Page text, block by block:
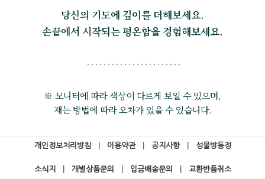
당신의 기도에 깊이를 더해보세요.
손끝에서 시작되는 평온함을 경험해보세요.
※ 모니터에 따라 색상이 다르게 보일 수 있으며,
재는 방법에 따라 오차가 있을 수 있습니다.
개인정보처리방침 이용약관 공지사항 성물방동정
소식지 개별상품문의 입금배송문의 교환반품취소